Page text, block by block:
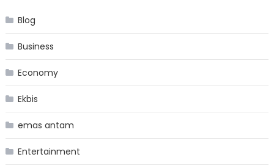
Blog
Business
Economy
Ekbis
emas antam
Entertainment